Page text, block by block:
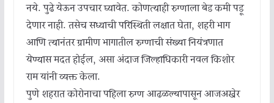
नये. पुढे येऊन उपचार घ्यावेत. कोणत्याही रुग्णाला बेड कमी पडू
देणार नाही. तसेच सध्याची परिस्थिती लक्षात घेता, शहरी भाग
आणि त्यानंतर ग्रामीण भागातील रुग्णाची संख्या नियंत्रणात
येण्यास मदत होईल, असा अंदाज जिल्हाधिकारी नवल किशोर
राम यांनी व्यक्त केला.
पुणे शहरात कोरोनाचा पहिला रुग्ण आढळल्यापासून आजअखेर